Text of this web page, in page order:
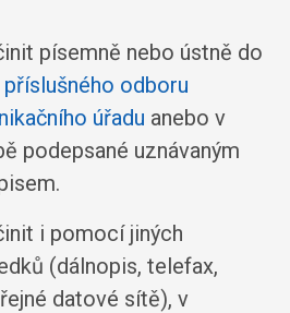
písemně nebo ústně do
odboru
úřadu anebo v
podepsané uznávaným
i pomocí jiných
(dálnopis, telefax,
datové sítě), v